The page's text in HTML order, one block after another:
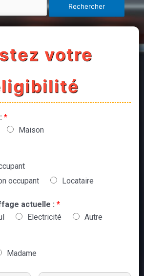
votre
*
Maison
occupant
Locataire
actuelle : *
Electricité Autre
Madame